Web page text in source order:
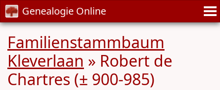
Genealogie Online
Familienstammbaum
Kleverlaan » Robert de
Chartres (± 900-985)